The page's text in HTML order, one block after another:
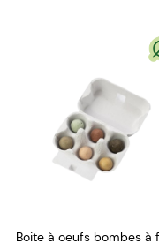
Boite à oeufs bombes à